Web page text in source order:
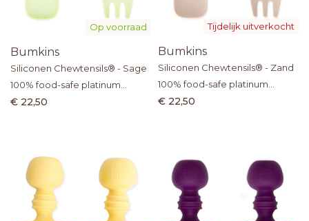
Op voorraad
Bumkins
Siliconen Chewtensils® - Sage
100% food-safe platinum
silicone
€ 22,50
Tijdelijk uitverkocht
Bumkins
Siliconen Chewtensils® - Zand
100% food-safe platinum
silicone
€ 22,50